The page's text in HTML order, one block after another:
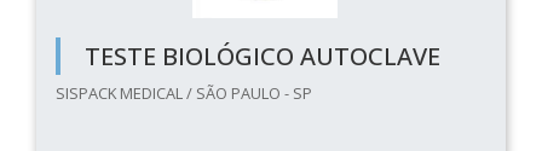
TESTE BIOLÓGICO AUTOCLAVE
SISPACK MEDICAL / SÃO PAULO - SP